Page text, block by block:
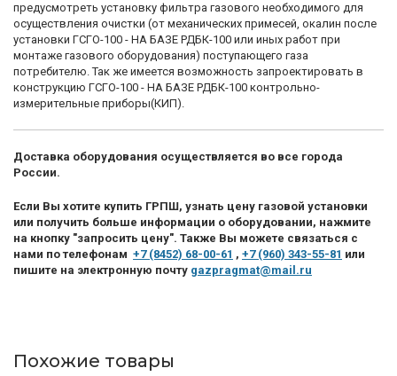
предусмотреть установку фильтра газового необходимого для
осуществления очистки (от механических примесей, окалин после
установки ГСГО-100 - НА БАЗЕ РДБК-100 или иных работ при
монтаже газового оборудования) поступающего газа
потребителю. Так же имеется возможность запроектировать в
конструкцию ГСГО-100 - НА БАЗЕ РДБК-100 контрольно-
измерительные приборы(КИП).
Доставка оборудования осуществляется во все города
России.
Если Вы хотите купить ГРПШ, узнать цену газовой установки
или получить больше информации о оборудовании, нажмите
на кнопку "запросить цену". Также Вы можете связаться с
нами по телефонам +7 (8452) 68-00-61 , +7 (960) 343-55-81 или
пишите на электронную почту gazpragmat@mail.ru
Похожие товары